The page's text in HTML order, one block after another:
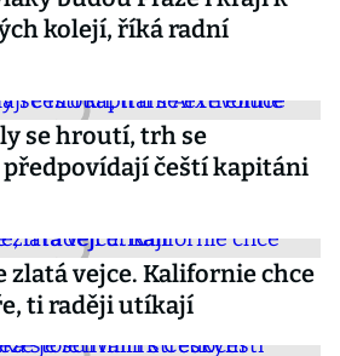
kolejí, říká radní
se hroutí, trh se
čeští kapitáni
zlatá vejce. Kalifornie chce
ti raději utíkají